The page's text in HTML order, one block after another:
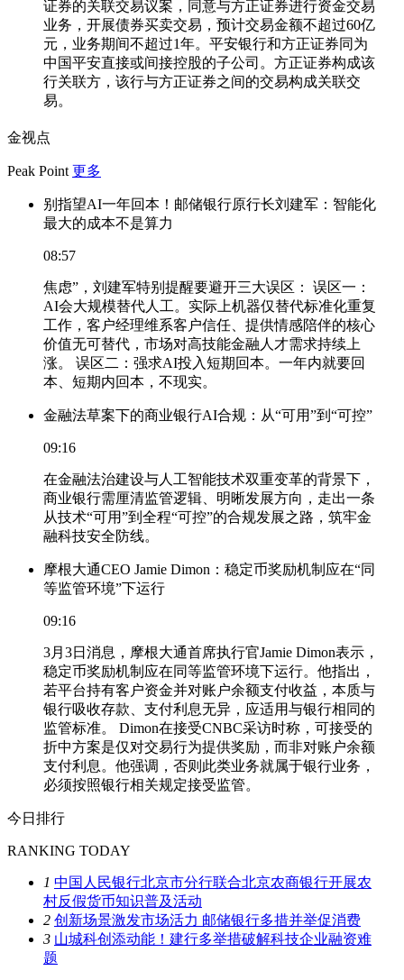
证券的关联交易议案，同意与方正证券进行资金交易
业务，开展债券买卖交易，预计交易金额不超过60亿
元，业务期间不超过1年。平安银行和方正证券同为
中国平安直接或间接控股的子公司。方正证券构成该
行关联方，该行与方正证券之间的交易构成关联交
易。
金视点
Peak Point 更多
别指望AI一年回本！邮储银行原行长刘建军：智能化
最大的成本不是算力
08:57
焦虑”，刘建军特别提醒要避开三大误区： 误区一：
AI会大规模替代人工。实际上机器仅替代标准化重复
工作，客户经理维系客户信任、提供情感陪伴的核心
价值无可替代，市场对高技能金融人才需求持续上
涨。 误区二：强求AI投入短期回本。一年内就要回
本、短期内回本，不现实。
金融法草案下的商业银行AI合规：从“可用”到“可控”
09:16
在金融法治建设与人工智能技术双重变革的背景下，
商业银行需厘清监管逻辑、明晰发展方向，走出一条
从技术“可用”到全程“可控”的合规发展之路，筑牢金
融科技安全防线。
摩根大通CEO Jamie Dimon：稳定币奖励机制应在“同
等监管环境”下运行
09:16
3月3日消息，摩根大通首席执行官Jamie Dimon表示，
稳定币奖励机制应在同等监管环境下运行。他指出，
若平台持有客户资金并对账户余额支付收益，本质与
银行吸收存款、支付利息无异，应适用与银行相同的
监管标准。 Dimon在接受CNBC采访时称，可接受的
折中方案是仅对交易行为提供奖励，而非对账户余额
支付利息。他强调，否则此类业务就属于银行业务，
必须按照银行相关规定接受监管。
今日排行
RANKING TODAY
1 中国人民银行北京市分行联合北京农商银行开展农
村反假货币知识普及活动
2 创新场景激发市场活力 邮储银行多措并举促消费
3 山城科创添动能！建行多举措破解科技企业融资难
题